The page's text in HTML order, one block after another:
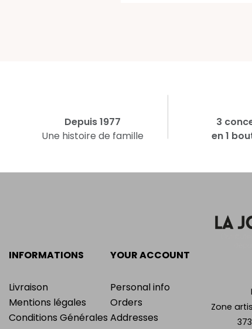
Depuis 1977
Une histoire de famille
3
en 1
INFORMATIONS
Livraison
Mentions légales
Conditions Générales
YOUR ACCOUNT
Personal info
Orders
Addresses
Zone